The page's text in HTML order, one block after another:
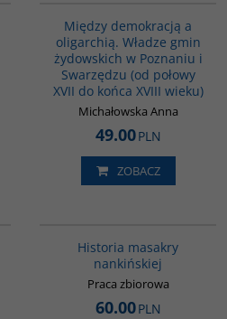
Między demokracją a
oligarchią. Władze gmin
żydowskich w Poznaniu i
Swarzędzu (od połowy
XVII do końca XVIII wieku)
Michałowska Anna
49.00PLN
ZOBACZ
Historia masakry
nankińskiej
Praca zbiorowa
60.00PLN